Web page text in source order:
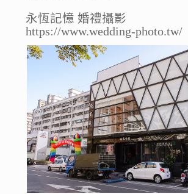
永恆記憶 婚禮攝影
https://www.wedding-photo.tw/